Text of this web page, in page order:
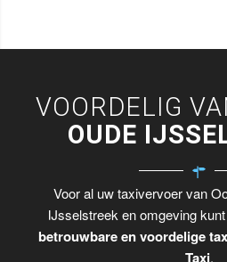
VOORDELIG
OUDE
Voor al uw taxivervoer van
IJsselstreek en omgeving
betrouwbare en voordelige
Taxi.